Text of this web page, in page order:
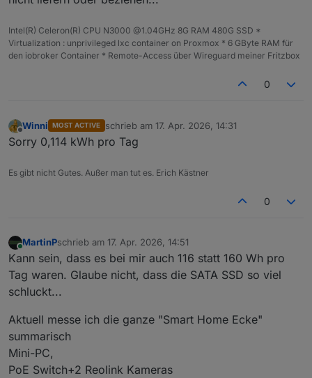
Intel(R) Celeron(R) CPU N3000 @1.04GHz 8G RAM 480G SSD *
Virtualization : unprivileged lxc container on Proxmox * 6 GByte RAM für
den iobroker Container * Remote-Access über Wireguard meiner Fritzbox
0
Offline
Winni MOST ACTIVE schrieb am 17. Apr. 2026, 14:31
zuletzt editiert von
Sorry 0,114 kWh pro Tag
Es gibt nicht Gutes. Außer man tut es. Erich Kästner
0
MartinPschrieb am 17. Apr. 2026, 14:51
zuletzt editiert von
Kann sein, dass es bei mir auch 116 statt 160 Wh pro
Tag waren. Glaube nicht, dass die SATA SSD so viel
schluckt...
Aktuell messe ich die ganze "Smart Home Ecke"
summarisch
Mini-PC,
PoE Switch+2 Reolink Kameras